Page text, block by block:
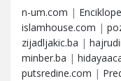
n-um.com |
islamhouse.com |
zijadljakic.ba |
minber.ba |
putsredine.com |